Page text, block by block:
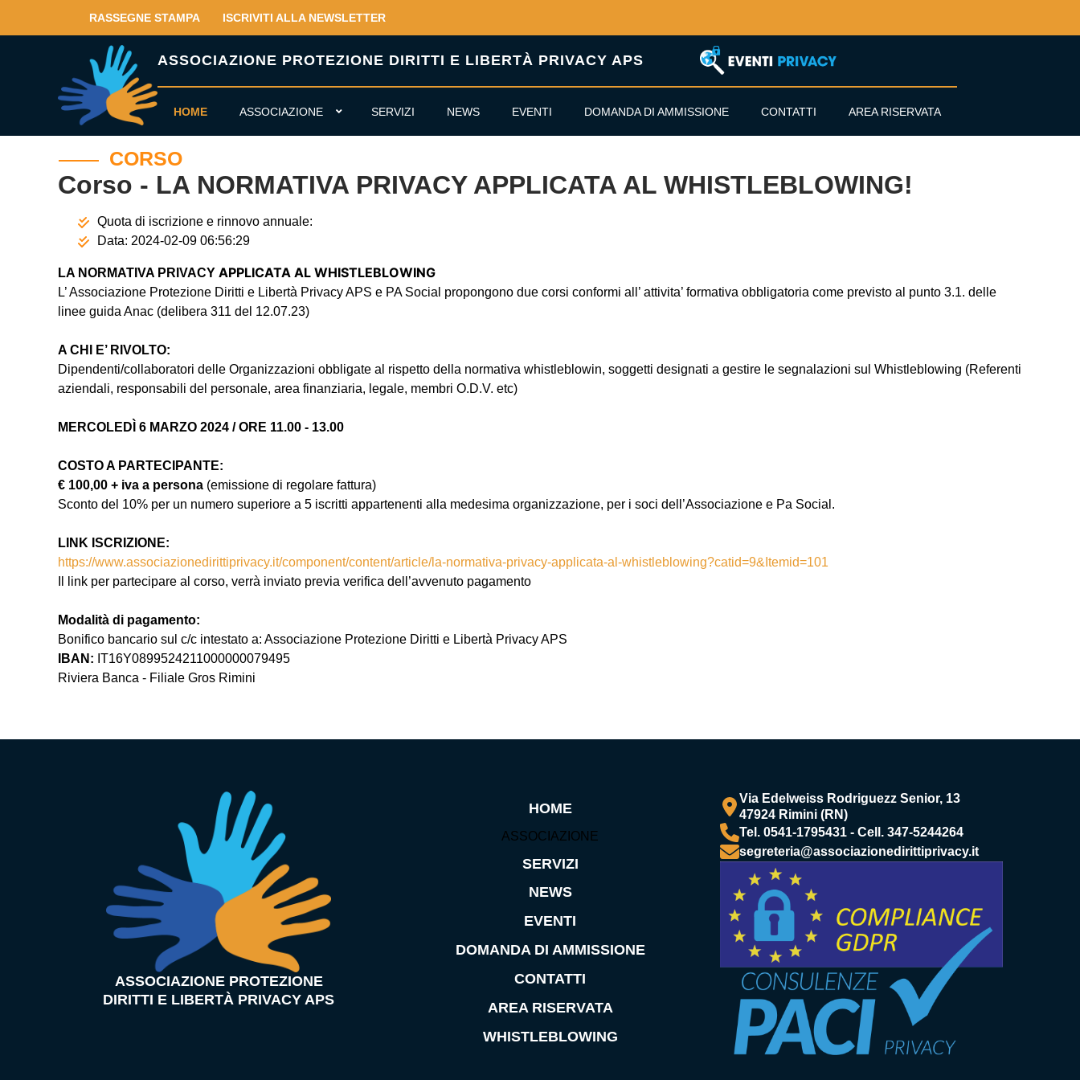
RASSEGNE STAMPA ISCRIVITI ALLA NEWSLETTER
ASSOCIAZIONE PROTEZIONE DIRITTI E LIBERTÀ PRIVACY APS
HOME ASSOCIAZIONE SERVIZI NEWS EVENTI DOMANDA DI AMMISSIONE CONTATTI AREA RISERVATA
CORSO
Corso - LA NORMATIVA PRIVACY APPLICATA AL WHISTLEBLOWING!
Quota di iscrizione e rinnovo annuale:
Data: 2024-02-09 06:56:29
LA NORMATIVA PRIVACY APPLICATA AL WHISTLEBLOWING
L’ Associazione Protezione Diritti e Libertà Privacy APS e PA Social propongono due corsi conformi all’ attivita’ formativa obbligatoria come previsto al punto 3.1. delle
linee guida Anac (delibera 311 del 12.07.23)
A CHI E’ RIVOLTO:
Dipendenti/collaboratori delle Organizzazioni obbligate al rispetto della normativa whistleblowin, soggetti designati a gestire le segnalazioni sul Whistleblowing (Referenti
aziendali, responsabili del personale, area finanziaria, legale, membri O.D.V. etc)
MERCOLEDÌ 6 MARZO 2024 / ORE 11.00 - 13.00
COSTO A PARTECIPANTE:
€ 100,00 + iva a persona (emissione di regolare fattura)
Sconto del 10% per un numero superiore a 5 iscritti appartenenti alla medesima organizzazione, per i soci dell’Associazione e Pa Social.
LINK ISCRIZIONE:
https://www.associazionedirittiprivacy.it/component/content/article/la-normativa-privacy-applicata-al-whistleblowing?catid=9&Itemid=101
Il link per partecipare al corso, verrà inviato previa verifica dell’avvenuto pagamento
Modalità di pagamento:
Bonifico bancario sul c/c intestato a: Associazione Protezione Diritti e Libertà Privacy APS
IBAN: IT16Y0899524211000000079495
Riviera Banca - Filiale Gros Rimini
ASSOCIAZIONE PROTEZIONE
DIRITTI E LIBERTÀ PRIVACY APS
HOME
ASSOCIAZIONE
SERVIZI
NEWS
EVENTI
DOMANDA DI AMMISSIONE
CONTATTI
AREA RISERVATA
WHISTLEBLOWING
Via Edelweiss Rodriguezz Senior, 13
47924 Rimini (RN)
Tel. 0541-1795431 - Cell. 347-5244264
segreteria@associazionedirittiprivacy.it